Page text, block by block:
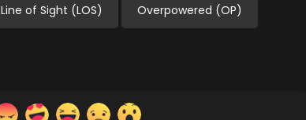
Line of Sight (LOS) Overpowered (OP)